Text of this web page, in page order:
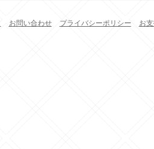
お問い合わせ プライバシーポリシー お